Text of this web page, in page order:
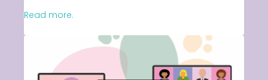
Read more.